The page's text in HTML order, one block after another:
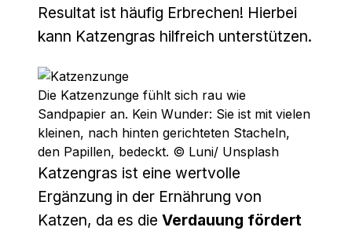
Resultat ist häufig Erbrechen! Hierbei
kann Katzengras hilfreich unterstützen.
Die Katzenzunge fühlt sich rau wie
Sandpapier an. Kein Wunder: Sie ist mit vielen
kleinen, nach hinten gerichteten Stacheln,
den Papillen, bedeckt. © Luni/ Unsplash
Katzengras ist eine wertvolle
Ergänzung in der Ernährung von
Katzen, da es die Verdauung fördert